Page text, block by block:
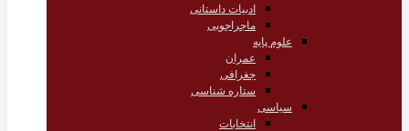
ادبیات داستانی
ماجراجویی
علوم پایه
عمران
جغرافی
ستاره شناسی
سیاسی
انتخابات